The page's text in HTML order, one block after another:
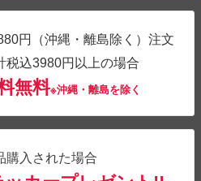
円（沖縄・離島除く）注文
税込3980円以上の場合
無料※沖縄・離島を除く
購入された場合